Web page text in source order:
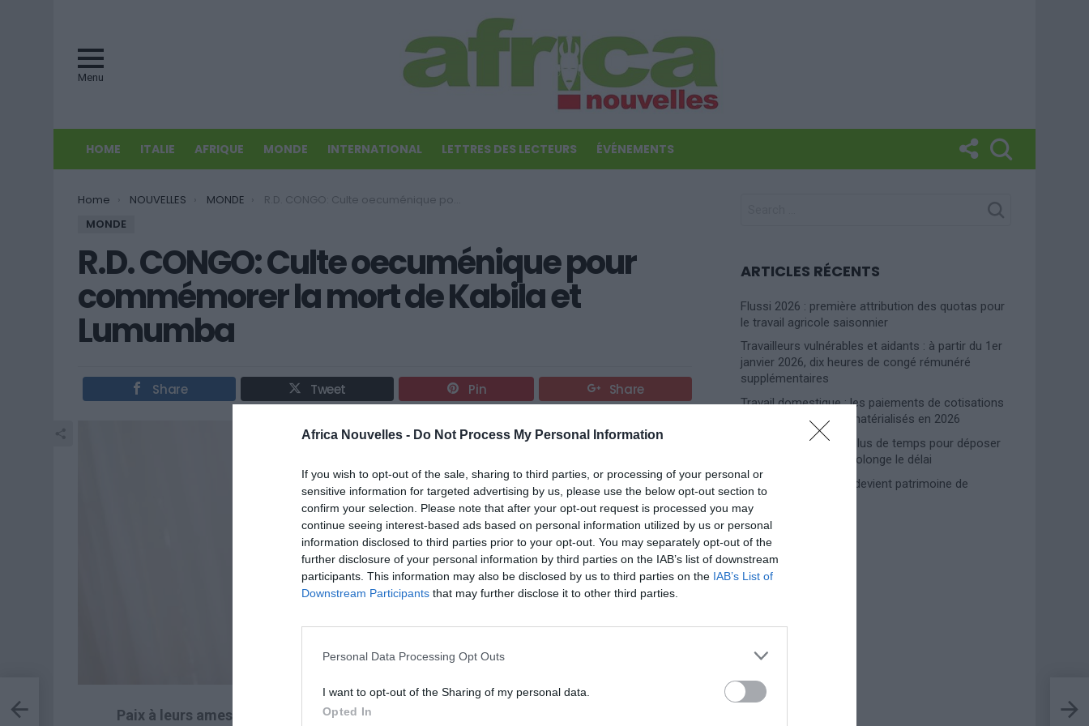
Africa Nouvelles - Do Not Process My Personal Information
If you wish to opt-out of the sale, sharing to third parties, or processing of your personal or
sensitive information for targeted advertising by us, please use the below opt-out section to
confirm your selection. Please note that after your opt-out request is processed you may
continue seeing interest-based ads based on personal information utilized by us or personal
information disclosed to third parties prior to your opt-out. You may separately opt-out of the
further disclosure of your personal information by third parties on the IAB’s list of downstream
participants. This information may also be disclosed by us to third parties on the IAB’s List of
Downstream Participants that may further disclose it to other third parties.
Personal Data Processing Opt Outs
I want to opt-out of the Sharing of my personal data.
Opted In
Menu
HOME ITALIE AFRIQUE MONDE INTERNATIONAL LETTRES DES LECTEURS ÉVÉNEMENTS
You are here:
Home NOUVELLES MONDE
R.D. CONGO: Culte oecuménique pour commémorer la mort de Kabila et Lumumba
MONDE
R.D. CONGO: Culte oecuménique pour
commémorer la mort de Kabila et
Lumumba
Share Tweet Pin Share
Paix à leurs ames!
ARTICLES RÉCENTS
Flussi 2026 : première attribution des quotas pour
le travail agricole saisonnier
Travailleurs vulnérables et aidants : à partir du 1er
janvier 2026, dix heures de congé rémunéré
supplémentaires
Travail domestique : les paiements de cotisations
INPS entièrement dématérialisés en 2026
Prime de naissance, plus de temps pour déposer
la demande : l’INPS prolonge le délai
Lampedusa, l’accueil devient patrimoine de
Photoshoot Paris